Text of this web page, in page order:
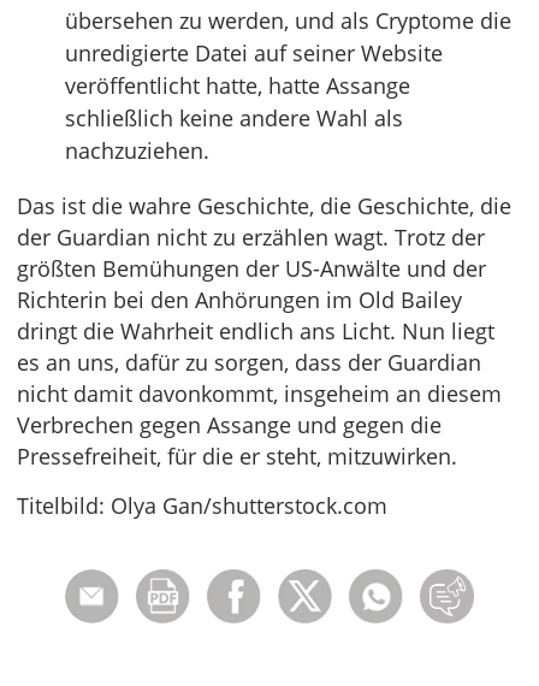
übersehen zu werden, und als Cryptome die
unredigierte Datei auf seiner Website
veröffentlicht hatte, hatte Assange
schließlich keine andere Wahl als
nachzuziehen.
Das ist die wahre Geschichte, die Geschichte, die
der Guardian nicht zu erzählen wagt. Trotz der
größten Bemühungen der US-Anwälte und der
Richterin bei den Anhörungen im Old Bailey
dringt die Wahrheit endlich ans Licht. Nun liegt
es an uns, dafür zu sorgen, dass der Guardian
nicht damit davonkommt, insgeheim an diesem
Verbrechen gegen Assange und gegen die
Pressefreiheit, für die er steht, mitzuwirken.
Titelbild: Olya Gan/shutterstock.com